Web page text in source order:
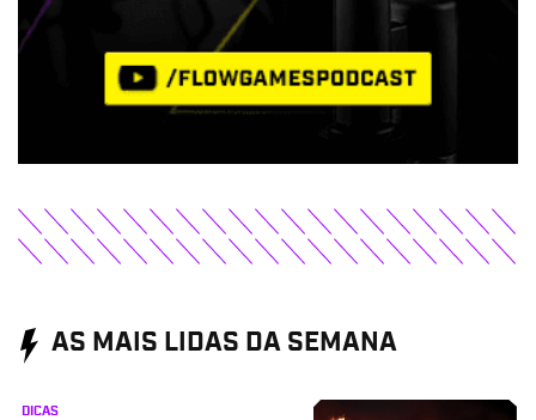
AS MAIS LIDAS DA SEMANA
DICAS